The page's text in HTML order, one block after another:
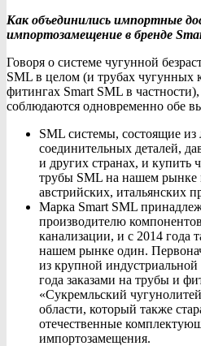
Как объединились импортные
импортозамещение в бренде
Говоря о системе чугунной
SML в целом (и трубах чугунных
фитингах Smart SML в
соблюдаются одновременно обе
SML системы, состоящие
соединительных деталей,
и других странах, и купить
трубы SML на нашем рынке
австрийских, итальянских
Марка Smart SML
производителю
канализации, и с 2014 года
нашем рынке один.
из крупной
года заказами на трубы и
«Сукремльский
области, который также
отечественные
импортозамещения.